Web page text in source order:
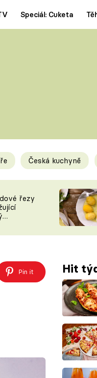
Speciál: Cuketa
Novinky
ŠÉFREDAKTORKY
ČASOPIS
Česká kuchyně
řezy
Pin it Hit